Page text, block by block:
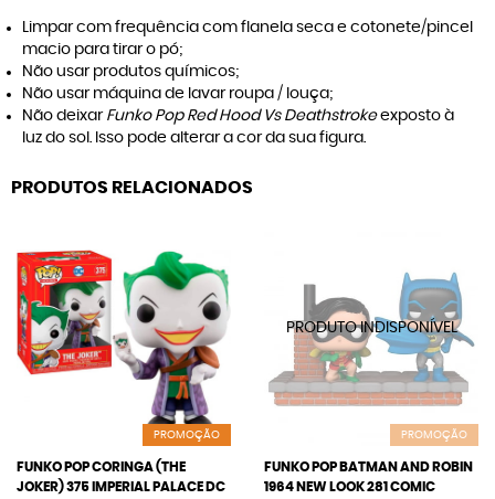
Limpar com frequência com flanela seca e cotonete/pincel
macio para tirar o pó;
Não usar produtos químicos;
Não usar máquina de lavar roupa / louça;
Não deixar Funko Pop Red Hood Vs Deathstrokeexposto à
luz do sol. Isso pode alterar a cor da sua figura.
PRODUTOS RELACIONADOS
PROMOÇÃO
FUNKO POP CORINGA (THE
JOKER) 375 IMPERIAL PALACE DC
PROMOÇÃO
FUNKO POP BATMAN AND ROBIN
1964 NEW LOOK 281 COMIC